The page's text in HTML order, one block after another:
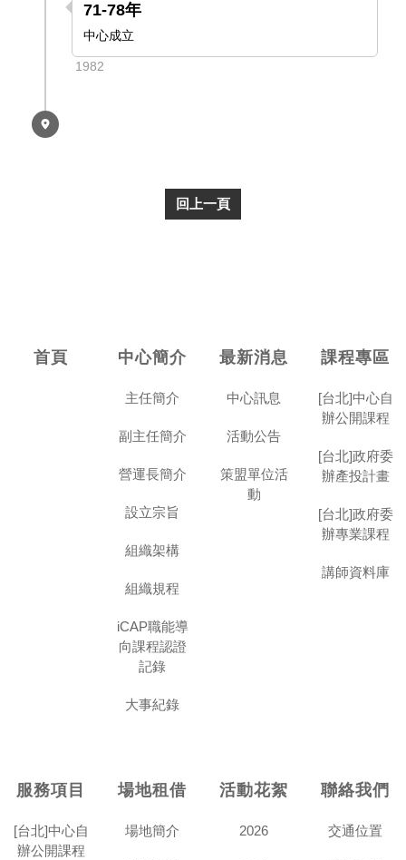
71-78年
中心成立
1982
回上一頁
首頁 中心簡介
主任簡介
副主任簡介
營運長簡介
設立宗旨
組織架構
組織規程
iCAP職能導
向課程認證
記錄
大事紀錄
最新消息
中心訊息
活動公告
策盟單位活
動
課程專區
[台北]中心自
辦公開課程
[台北]政府委
辦產投計畫
[台北]政府委
辦專業課程
講師資料庫
服務項目
[台北]中心自
辦公開課程
場地租借
場地簡介
活動花絮
2026
聯絡我們
交通位置